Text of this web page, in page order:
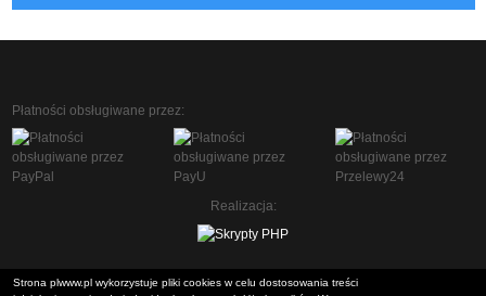
Płatności obsługiwane przez:
Realizacja:
Strona plwww.pl wykorzystuje pliki cookies w celu dostosowania treści